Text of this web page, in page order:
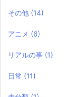
その他 (14)
アニメ (6)
リアルの事 (1)
日常 (11)